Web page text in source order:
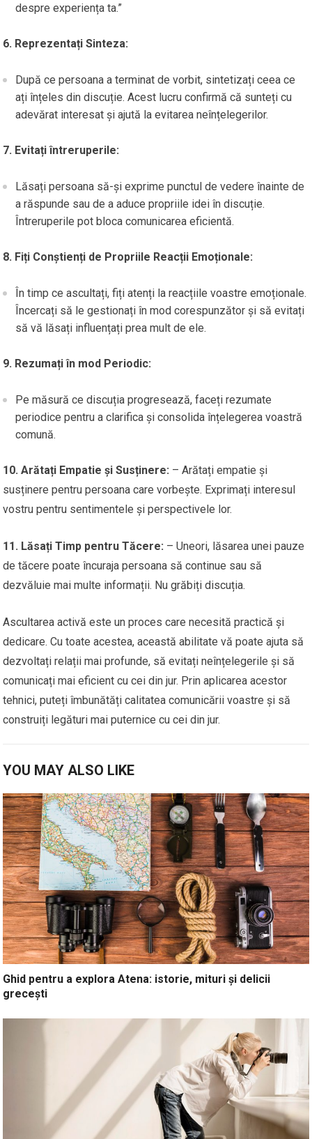
despre experiența ta.”
6. Reprezentați Sinteza:
După ce persoana a terminat de vorbit, sintetizați ceea ce
ați înțeles din discuție. Acest lucru confirmă că sunteți cu
adevărat interesat și ajută la evitarea neînțelegerilor.
7. Evitați întreruperile:
Lăsați persoana să-și exprime punctul de vedere înainte de
a răspunde sau de a aduce propriile idei în discuție.
Întreruperile pot bloca comunicarea eficientă.
8. Fiți Conștienți de Propriile Reacții Emoționale:
În timp ce ascultați, fiți atenți la reacțiile voastre emoționale.
Încercați să le gestionați în mod corespunzător și să evitați
să vă lăsați influențați prea mult de ele.
9. Rezumați în mod Periodic:
Pe măsură ce discuția progresează, faceți rezumate
periodice pentru a clarifica și consolida înțelegerea voastră
comună.
10. Arătați Empatie și Susținere: – Arătați empatie și
susținere pentru persoana care vorbește. Exprimați interesul
vostru pentru sentimentele și perspectivele lor.
11. Lăsați Timp pentru Tăcere: – Uneori, lăsarea unei pauze
de tăcere poate încuraja persoana să continue sau să
dezvăluie mai multe informații. Nu grăbiți discuția.
Ascultarea activă este un proces care necesită practică și
dedicare. Cu toate acestea, această abilitate vă poate ajuta să
dezvoltați relații mai profunde, să evitați neînțelegerile și să
comunicați mai eficient cu cei din jur. Prin aplicarea acestor
tehnici, puteți îmbunătăți calitatea comunicării voastre și să
construiți legături mai puternice cu cei din jur.
YOU MAY ALSO LIKE
Ghid pentru a explora Atena: istorie, mituri și delicii
grecești